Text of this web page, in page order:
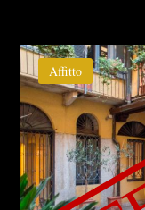
Affitto